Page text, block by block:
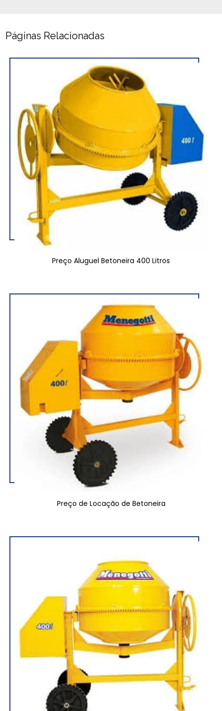
Páginas Relacionadas
Preço Aluguel Betoneira 400 Litros
Preço de Locação de Betoneira